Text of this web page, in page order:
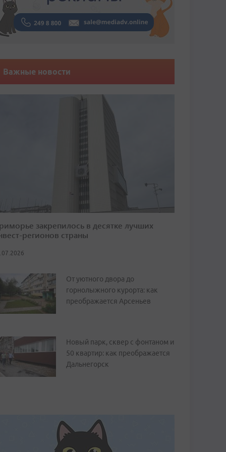
Важные новости
закрепилось в десятке лучших
регионов страны
От уютного двора до
горнолыжного курорта: как
преображается Арсеньев
Новый парк, сквер с фонтаном и
50 квартир: как преображается
Дальнегорск